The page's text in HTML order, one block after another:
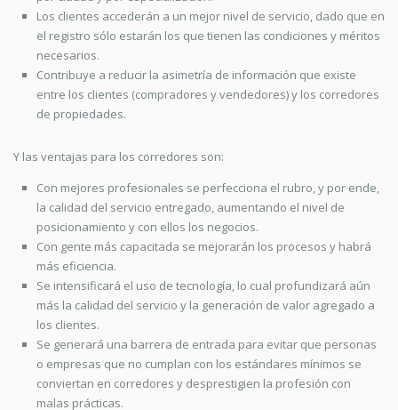
Los clientes accederán a un mejor nivel de servicio, dado que en
el registro sólo estarán los que tienen las condiciones y méritos
necesarios.
Contribuye a reducir la asimetría de información que existe
entre los clientes (compradores y vendedores) y los corredores
de propiedades.
Y las ventajas para los corredores son:
Con mejores profesionales se perfecciona el rubro, y por ende,
la calidad del servicio entregado, aumentando el nivel de
posicionamiento y con ellos los negocios.
Con gente más capacitada se mejorarán los procesos y habrá
más eficiencia.
Se intensificará el uso de tecnología, lo cual profundizará aún
más la calidad del servicio y la generación de valor agregado a
los clientes.
Se generará una barrera de entrada para evitar que personas
o empresas que no cumplan con los estándares mínimos se
conviertan en corredores y desprestigien la profesión con
malas prácticas.